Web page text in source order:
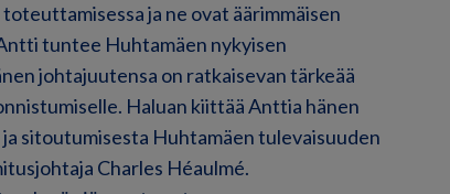
ja ne ovat äärimmäisen
tuntee Huhtamäen nykyisen
johtajuutensa on ratkaisevan tärkeää
Haluan kiittää Anttia hänen
sitoutumisesta ​​Huhtamäen tulevaisuuden
Charles Héaulmé.